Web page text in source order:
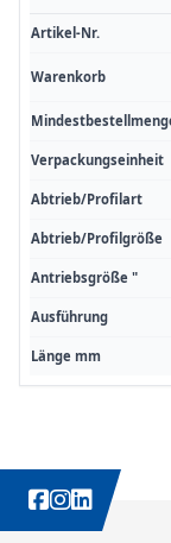
Artikel-Nr.
Warenkorb
Verpackungseinheit
Abtrieb/Profilart
Abtrieb/Profilgröße
Antriebsgröße "
Ausführung
Länge mm
WEITERE